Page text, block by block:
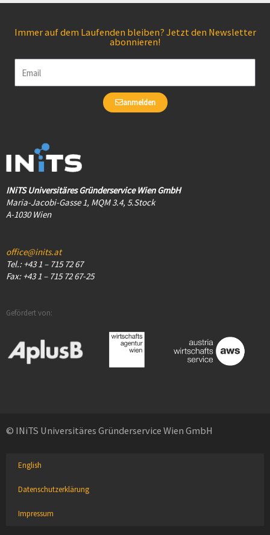
Immer auf dem Laufenden bleiben? Jetzt den Newsletter
abonnieren!
anmelden
INiTS Universitäres Gründerservice Wien GmbH
Maria-Jacobi-Gasse 1, MQM 3.4, 5.Stock
A-1030 Wien
office@inits.at
Tel.: +43 1 – 715 72 67
Fax: +43 1 – 715 72 67-25
Gefördert von:
© INiTS Universitäres Gründerservice Wien GmbH
English
Datenschutzerklärung
Impressum